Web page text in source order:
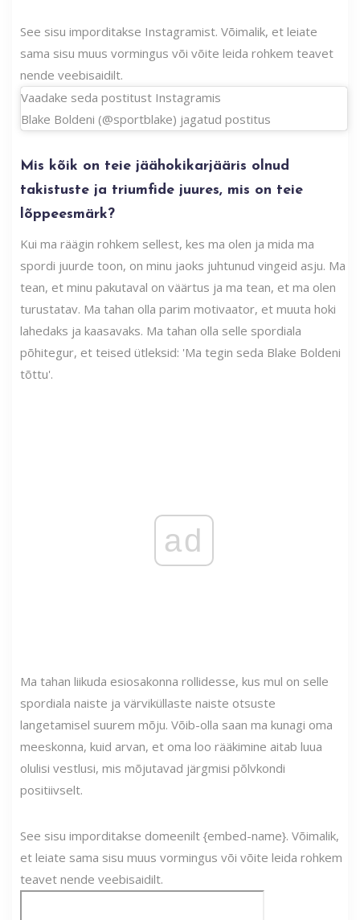
See sisu imporditakse Instagramist. Võimalik, et leiate
sama sisu muus vormingus või võite leida rohkem teavet
nende veebisaidilt.
Vaadake seda postitust Instagramis
Blake Boldeni (@sportblake) jagatud postitus
Mis kõik on teie jäähokikarjääris olnud
takistuste ja triumfide juures, mis on teie
lõppeesmärk?
Kui ma räägin rohkem sellest, kes ma olen ja mida ma
spordi juurde toon, on minu jaoks juhtunud vingeid asju. Ma
tean, et minu pakutaval on väärtus ja ma tean, et ma olen
turustatav. Ma tahan olla parim motivaator, et muuta hoki
lahedaks ja kaasavaks. Ma tahan olla selle spordiala
põhitegur, et teised ütleksid: 'Ma tegin seda Blake Boldeni
tõttu'.
ad
Ma tahan liikuda esiosakonna rollidesse, kus mul on selle
spordiala naiste ja värviküllaste naiste otsuste
langetamisel suurem mõju. Võib-olla saan ma kunagi oma
meeskonna, kuid arvan, et oma loo rääkimine aitab luua
olulisi vestlusi, mis mõjutavad järgmisi põlvkondi
positiivselt.
See sisu imporditakse domeenilt {embed-name}. Võimalik,
et leiate sama sisu muus vormingus või võite leida rohkem
teavet nende veebisaidilt.